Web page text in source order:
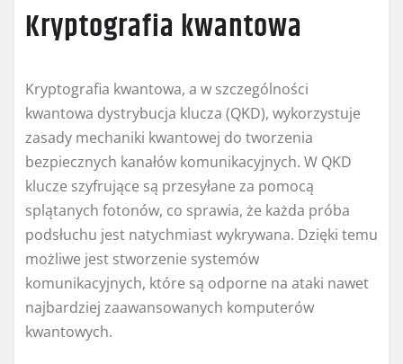
Kryptografia kwantowa
Kryptografia kwantowa, a w szczególności
kwantowa dystrybucja klucza (QKD), wykorzystuje
zasady mechaniki kwantowej do tworzenia
bezpiecznych kanałów komunikacyjnych. W QKD
klucze szyfrujące są przesyłane za pomocą
splątanych fotonów, co sprawia, że każda próba
podsłuchu jest natychmiast wykrywana. Dzięki temu
możliwe jest stworzenie systemów
komunikacyjnych, które są odporne na ataki nawet
najbardziej zaawansowanych komputerów
kwantowych.